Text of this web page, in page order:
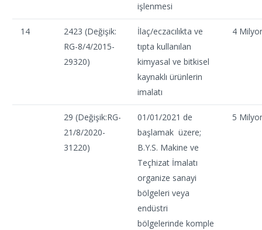
işlenmesi
14
2423 (Değişik:
RG-8/4/2015-
29320)
İlaç/eczacılıkta ve
tıpta kullanılan
kimyasal ve bitkisel
kaynaklı ürünlerin
imalatı
4
29 (Değişik:RG-
21/8/2020-
31220)
01/01/2021 de
başlamak üzere;
B.Y.S. Makine ve
Teçhizat İmalatı
organize sanayi
bölgeleri veya
endüstri
bölgelerinde komple
5